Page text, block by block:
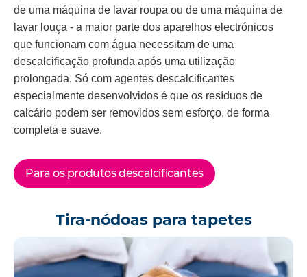
de uma máquina de lavar roupa ou de uma máquina de
lavar louça - a maior parte dos aparelhos electrónicos
que funcionam com água necessitam de uma
descalcificação profunda após uma utilização
prolongada. Só com agentes descalcificantes
especialmente desenvolvidos é que os resíduos de
calcário podem ser removidos sem esforço, de forma
completa e suave.
Para os produtos descalcificantes
Tira-nódoas para tapetes